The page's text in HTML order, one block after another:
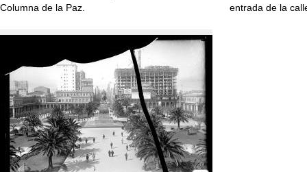
Columna de la Paz.
entrada de la